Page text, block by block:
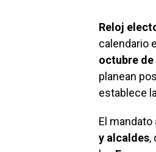
Reloj
calendario
octubre de
planean
establece la
El mandato
y alcaldes,